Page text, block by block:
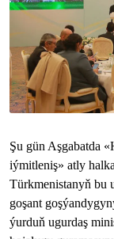
Şu gün Aşgabatda
iýmitleniş» atly
Türkmenistanyň bu
goşant
ýurduň ugurdaş